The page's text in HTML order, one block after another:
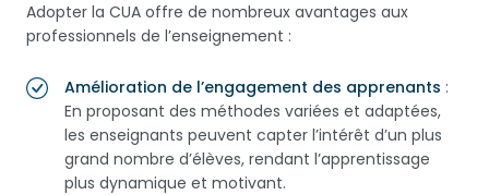
Adopter la CUA offre de nombreux avantages aux
professionnels de l’enseignement :
Amélioration de l’engagement des apprenants :
En proposant des méthodes variées et adaptées,
les enseignants peuvent capter l’intérêt d’un plus
grand nombre d’élèves, rendant l’apprentissage
plus dynamique et motivant.